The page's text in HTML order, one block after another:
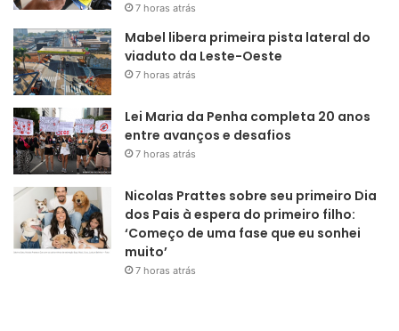
7 horas atrás
Mabel libera primeira pista lateral do
viaduto da Leste-Oeste
7 horas atrás
Lei Maria da Penha completa 20 anos
entre avanços e desafios
7 horas atrás
Nicolas Prattes sobre seu primeiro Dia
dos Pais à espera do primeiro filho:
‘Começo de uma fase que eu sonhei
muito’
7 horas atrás